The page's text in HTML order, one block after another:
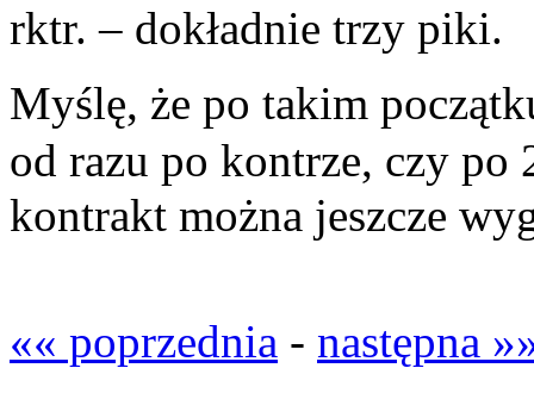
rktr. – dokładnie trzy piki.
Myślę, że po takim
od razu po kontrze, czy po
kontrakt można jeszcze
«« poprzednia - następna